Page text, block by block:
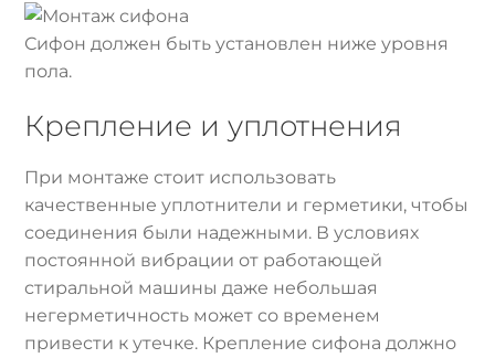
Сифон должен быть установлен ниже уровня
пола.
Крепление и уплотнения
При монтаже стоит использовать
качественные уплотнители и герметики, чтобы
соединения были надежными. В условиях
постоянной вибрации от работающей
стиральной машины даже небольшая
негерметичность может со временем
привести к утечке. Крепление сифона должно